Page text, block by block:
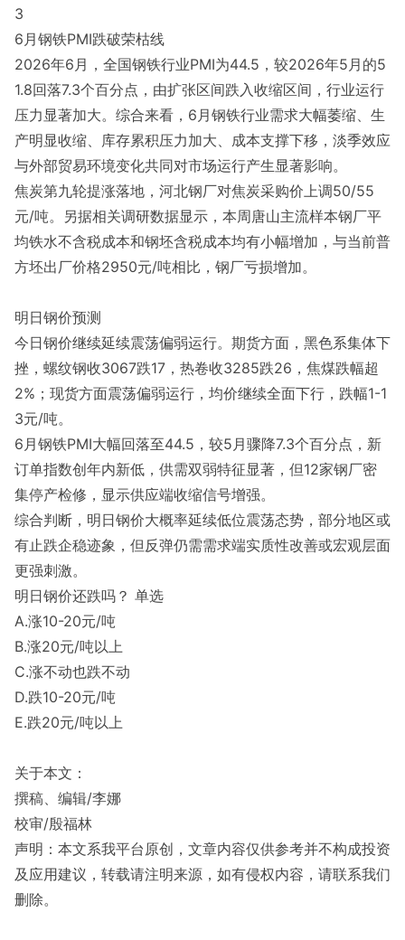
3
6月钢铁PMI跌破荣枯线
2026年6月，全国钢铁行业PMI为44.5，较2026年5月的5
1.8回落7.3个百分点，由扩张区间跌入收缩区间，行业运行
压力显著加大。综合来看，6月钢铁行业需求大幅萎缩、生
产明显收缩、库存累积压力加大、成本支撑下移，淡季效应
与外部贸易环境变化共同对市场运行产生显著影响。
焦炭第九轮提涨落地，河北钢厂对焦炭采购价上调50/55
元/吨。另据相关调研数据显示，本周唐山主流样本钢厂平
均铁水不含税成本和钢坯含税成本均有小幅增加，与当前普
方坯出厂价格2950元/吨相比，钢厂亏损增加。
明日钢价预测
今日钢价继续延续震荡偏弱运行。期货方面，黑色系集体下
挫，螺纹钢收3067跌17，热卷收3285跌26，焦煤跌幅超
2%；现货方面震荡偏弱运行，均价继续全面下行，跌幅1-1
3元/吨。
6月钢铁PMI大幅回落至44.5，较5月骤降7.3个百分点，新
订单指数创年内新低，供需双弱特征显著，但12家钢厂密
集停产检修，显示供应端收缩信号增强。
综合判断，明日钢价大概率延续低位震荡态势，部分地区或
有止跌企稳迹象，但反弹仍需需求端实质性改善或宏观层面
更强刺激。
明日钢价还跌吗？ 单选
A.涨10-20元/吨
B.涨20元/吨以上
C.涨不动也跌不动
D.跌10-20元/吨
E.跌20元/吨以上
关于本文：
撰稿、编辑/李娜
校审/殷福林
声明：本文系我平台原创，文章内容仅供参考并不构成投资
及应用建议，转载请注明来源，如有侵权内容，请联系我们
删除。